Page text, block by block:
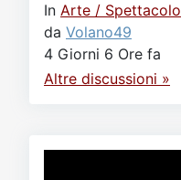
In Arte / Spettacolo
da Volano49
4 Giorni 6 Ore fa
Altre discussioni »